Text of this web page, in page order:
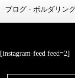
ブログ - ボルダリン
[instagram-feed feed=2]